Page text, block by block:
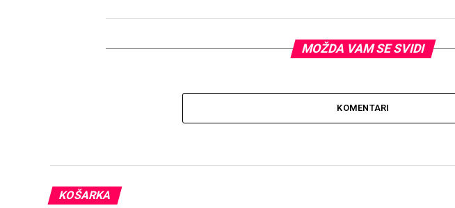
MOŽDA VAM SE SVIDI
KOMENTARI
KOŠARKA